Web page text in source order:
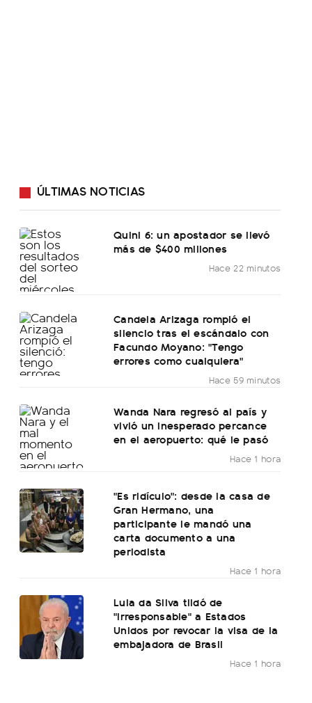
ÚLTIMAS NOTICIAS
Quini 6: un apostador se llevó
más de $400 millones
Hace 22 minutos
Candela Arizaga rompió el
silencio tras el escándalo con
Facundo Moyano: "Tengo
errores como cualquiera"
Hace 59 minutos
Wanda Nara regresó al país y
vivió un inesperado percance
en el aeropuerto: qué le pasó
Hace 1 hora
"Es ridículo": desde la casa de
Gran Hermano, una
participante le mandó una
carta documento a una
periodista
Hace 1 hora
Lula da Silva tildó de
"irresponsable" a Estados
Unidos por revocar la visa de la
embajadora de Brasil
Hace 1 hora